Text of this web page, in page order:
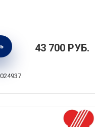
объем 3,2 л,
чугун, цвет
43 700 РУБ.